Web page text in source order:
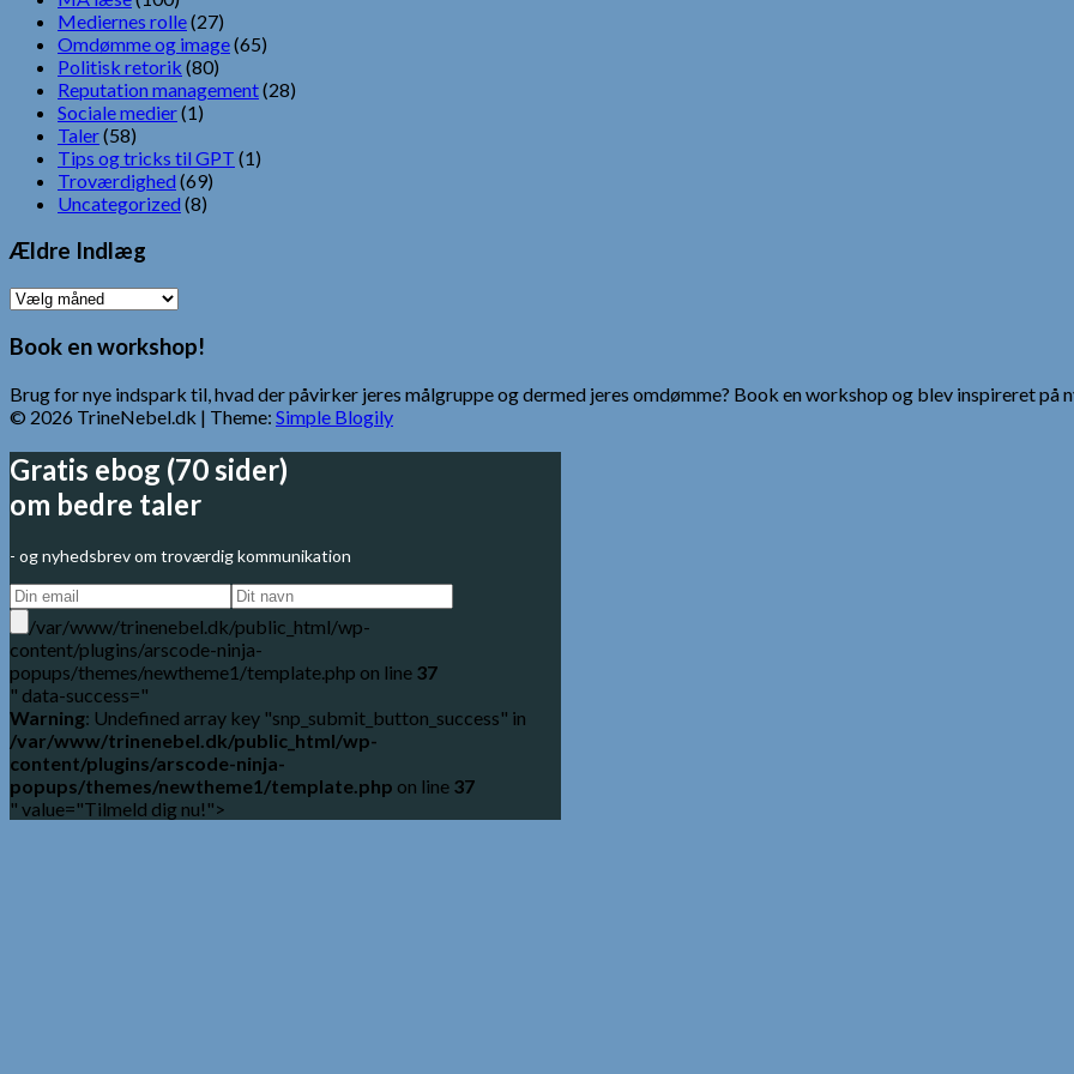
Mediernes rolle(27)
Omdømme og image(65)
Politisk retorik (80)
Reputation management(28)
Sociale medier(1)
Taler(58)
Tips og tricks til GPT (1)
Troværdighed (69)
Uncategorized (8)
Ældre Indlæg
Ældre
Book en workshop!
Brug for nye indspark til, hvad der påvirker jeres målgruppe og dermed jeres omdømme? Book en workshop og blev inspireret på
© 2026 TrineNebel.dk | Theme: Simple Blogily
Gratis ebog (70 sider)
om bedre taler
- og nyhedsbrev om troværdig kommunikation
/var/www/trinenebel.dk/public_html/wp-
content/plugins/arscode-ninja-
popups/themes/newtheme1/template.php on line 37
" data-success="
Warning: Undefined array key "snp_submit_button_success" in
/var/www/trinenebel.dk/public_html/wp-
content/plugins/arscode-ninja-
popups/themes/newtheme1/template.php on line 37
" value="Tilmeld dig nu!">